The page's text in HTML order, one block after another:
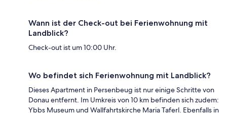
Wann ist der Check-out bei Ferienwohnung mit
Landblick?
Check-out ist um 10:00 Uhr.
Wo befindet sich Ferienwohnung mit Landblick?
Dieses Apartment in Persenbeug ist nur einige Schritte von
Donau entfernt. Im Umkreis von 10 km befinden sich zudem:
Ybbs Museum und Wallfahrtskirche Maria Taferl. Ebenfalls in